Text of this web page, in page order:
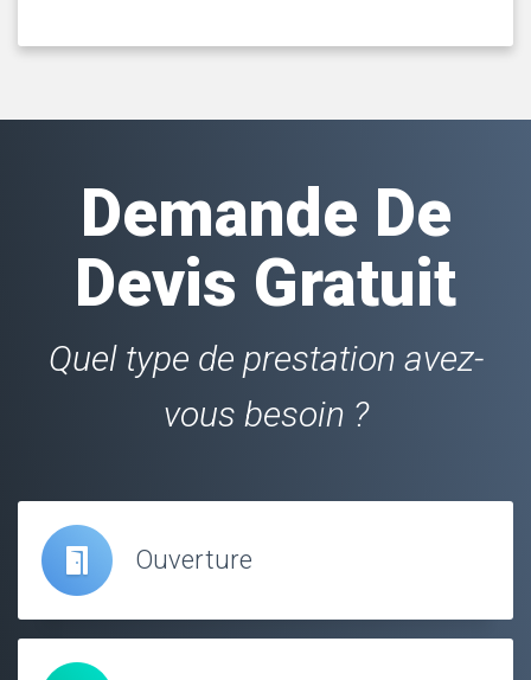
Demande De
Devis Gratuit
Quel type de prestation avez-
vous besoin ?
Ouverture